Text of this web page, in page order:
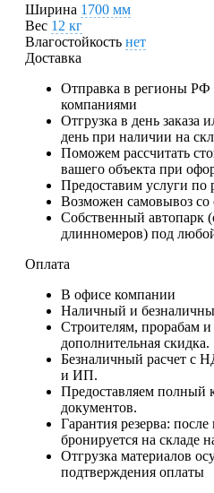
Ширина 1700 мм
Вес 12 кг
Влагостойкость нет
Доставка
Отправка в регионы
компаниями
Отгрузка в день заказа
день при наличии на
Поможем рассчитать
вашего объекта при
Предоставим услуги по
Возможен самовывоз со
Собственный автопарк
длинномеров) под
Оплата
В офисе компании
Наличный и
Строителям, прорабам
дополнительная скидка.
Безналичный расчет с
и ИП.
Предоставляем полный
документов.
Гарантия резерва:
бронируется на складе
Отгрузка материалов
подтверждения оплаты